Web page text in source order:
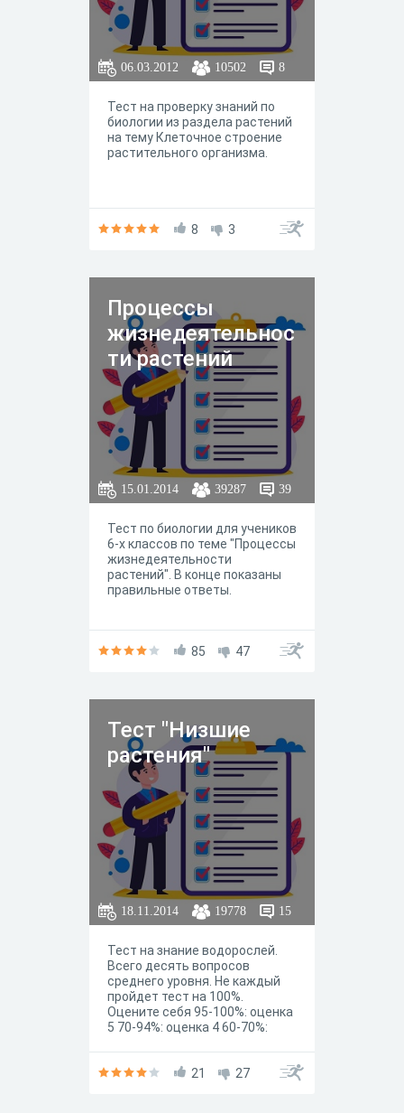
06.03.2012 10502 8
Тест на проверку знаний по
биологии из раздела растений
на тему Клеточное строение
растительного организма.
8 3
Процессы
жизнедеятельнос
ти растений
15.01.2014 39287 39
Тест по биологии для учеников
6-х классов по теме "Процессы
жизнедеятельности
растений". В конце показаны
правильные ответы.
85 47
Тест "Низшие
растения"
18.11.2014 19778 15
Тест на знание водорослей.
Всего десять вопросов
среднего уровня. Не каждый
пройдет тест на 100%.
Оцените себя 95-100%: оценка
5 70-94%: оценка 4 60-70%:
21 27